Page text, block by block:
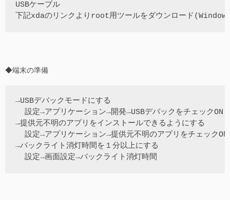
USBケーブル
◆端末の準備
→USBデバックモードにする
  設定→アプリケーション→開発→USBデバックをチェックON
→提供元不明のアプリをインストールできるようにする
  設定→アプリケーション→提供元不明のアプリをチェックON
→バックライト消灯時間を１分以上にする